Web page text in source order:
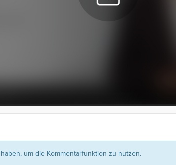
um die Kommentarfunktion zu nutzen.